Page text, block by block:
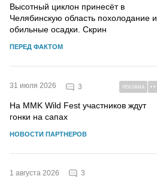
Высотный циклон принесёт в
Челябинскую область похолодание и
обильные осадки. Скрин
ПЕРЕД ФАКТОМ
31 июля 2026 3 РЕКЛАМА
На MMK Wild Fest участников ждут
гонки на сапах
НОВОСТИ ПАРТНЕРОВ
1 августа 2026 3